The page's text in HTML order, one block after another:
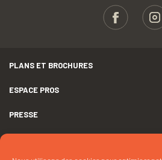
PLANS ET BROCHURES
ESPACE PROS
PRESSE